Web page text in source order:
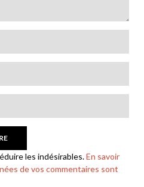
les indésirables.En savoir
de vos commentaires sont